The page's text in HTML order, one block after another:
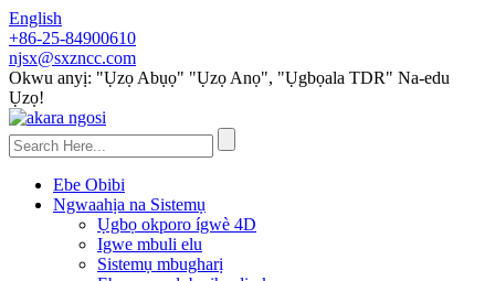
English
+86-25-84900610
njsx@sxzncc.com
Okwu anyị: "Ụzọ Abụọ" "Ụzọ Anọ", "Ụgbọala TDR" Na-edu
Ụzọ!
Ebe Obibi
Ngwaahịa na Sistemụ
Ụgbọ okporo ígwè 4D
Igwe mbuli elu
Sistemụ mbugharị